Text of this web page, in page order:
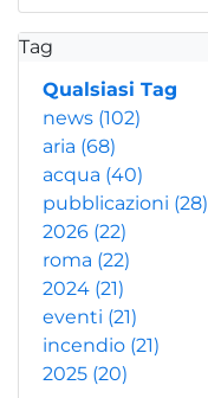
Tag
Qualsiasi Tag
news (102)
aria (68)
acqua (40)
pubblicazioni (28)
2026 (22)
roma (22)
2024 (21)
eventi (21)
incendio (21)
2025 (20)